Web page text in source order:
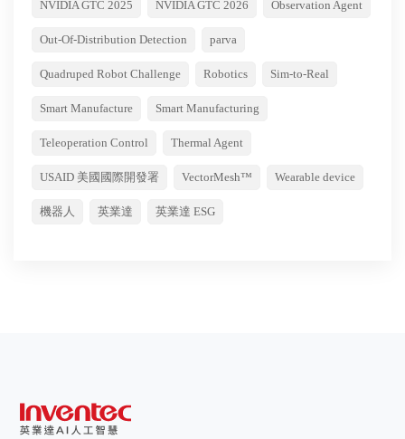
NVIDIA GTC 2025 NVIDIA GTC 2026 Observation Agent
Out-Of-Distribution Detection parva
Quadruped Robot Challenge Robotics Sim-to-Real
Smart Manufacture Smart Manufacturing
Teleoperation Control Thermal Agent
USAID 美國國際開發署 VectorMesh™ Wearable device
機器人 英業達 英業達 ESG